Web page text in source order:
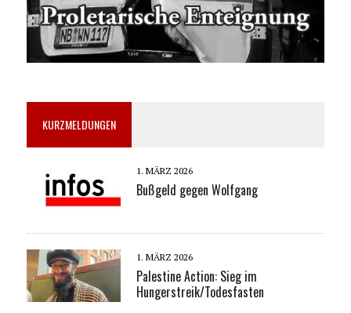
KURZMELDUNGEN
1. MÄRZ 2026
Bußgeld gegen Wolfgang
1. MÄRZ 2026
Palestine Action: Sieg im
Hungerstreik/Todesfasten